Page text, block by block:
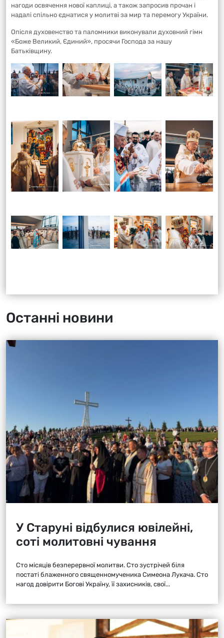
нагоди освячення нової каплиці, а також запросив прочан і
надалі спільно єднатися у молитві за мир та перемогу України.
Опісля духовенство та паломники виконували духовний гімн
«Боже Великий, Єдиний», просячи Господа за нашу
Батьківщину.
Останні новини
У Старуні відбулися ювілейні,
соті молитовні чування
Сто місяців безперервної молитви. Сто зустрічей біля
постаті блаженного священномученика Симеона Лукача. Сто
нагод довірити Богові Україну, її захисників, свої...